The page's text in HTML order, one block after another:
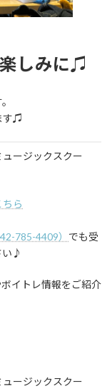
しみに♫
す♫
ージックスクー
ら
785-4409） でも受
い♪
イトレ情報をご紹介
ージックスクー